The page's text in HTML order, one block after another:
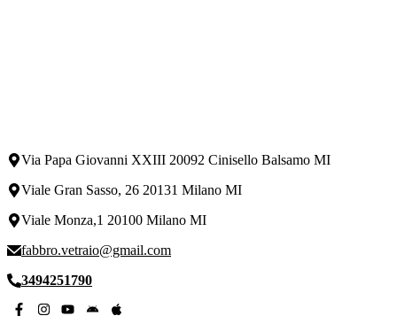
Via Papa Giovanni XXIII 20092 Cinisello Balsamo MI
Viale Gran Sasso, 26 20131 Milano MI
Viale Monza,1 20100 Milano MI
fabbro.vetraio@gmail.com
3494251790